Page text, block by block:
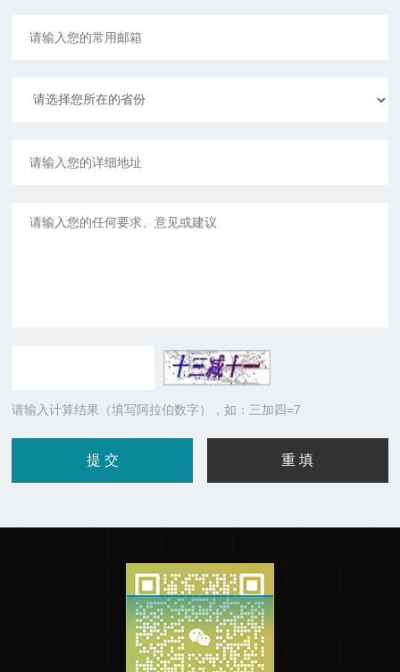
请输入计算结果（填写阿拉伯数字），如：三加四=7